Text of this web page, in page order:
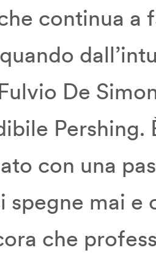
continua a
De
Pershing.
con una
spegne mai
che